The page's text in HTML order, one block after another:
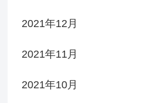
2021年12月
2021年11月
2021年10月